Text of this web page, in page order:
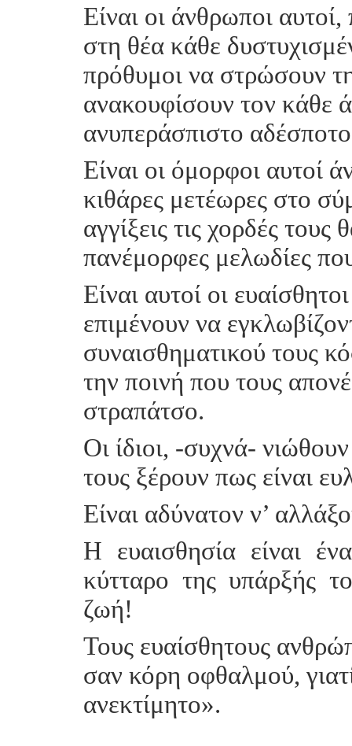
Είναι οι άνθρωποι
στη θέα κάθε
πρόθυμοι να στρώσουν
ανακουφίσουν τον κάθε
ανυπεράσπιστο
Είναι οι όμορφοι αυτοί
κιθάρες μετέωρες στο
αγγίξεις τις χορδές
πανέμορφες μελωδίες
Είναι αυτοί οι
επιμένουν να
συναισθηματικού τους
την ποινή που τους
στραπάτσο.
Οι ίδιοι, -συχνά-
τους ξέρουν πως είναι
Είναι αδύνατον ν’
Η ευαισθησία είναι
κύτταρο της υπάρξής
ζωή!
Τους ευαίσθητους
σαν κόρη οφθαλμού,
ανεκτίμητο».